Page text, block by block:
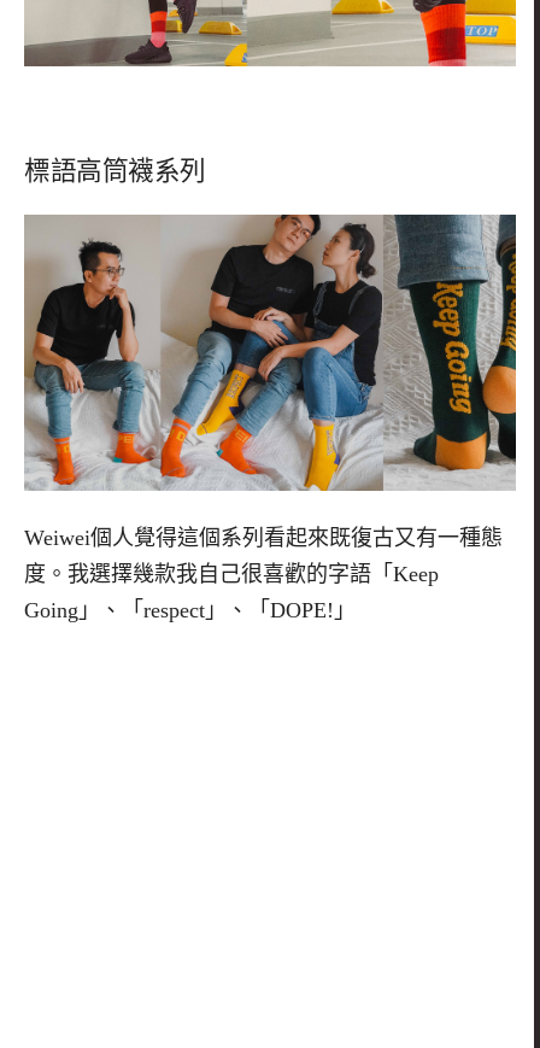
標語高筒襪系列
Weiwei個人覺得這個系列看起來既復古又有一種態
度。我選擇幾款我自己很喜歡的字語「 Keep
Going 」、「 respect 」、「 DOPE! 」